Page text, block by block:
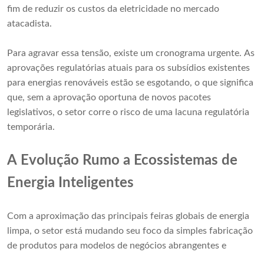
fim de reduzir os custos da eletricidade no mercado
atacadista.
Para agravar essa tensão, existe um cronograma urgente. As
aprovações regulatórias atuais para os subsídios existentes
para energias renováveis ​​estão se esgotando, o que significa
que, sem a aprovação oportuna de novos pacotes
legislativos, o setor corre o risco de uma lacuna regulatória
temporária.
A Evolução Rumo a Ecossistemas de
Energia Inteligentes
Com a aproximação das principais feiras globais de energia
limpa, o setor está mudando seu foco da simples fabricação
de produtos para modelos de negócios abrangentes e